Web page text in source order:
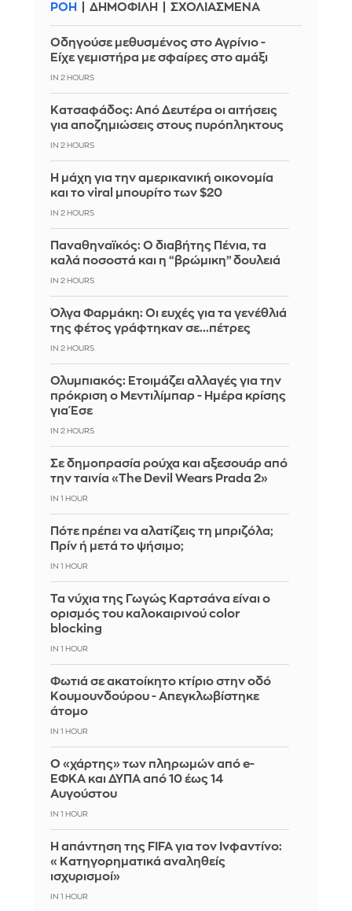
ΡΟΗ ΔΗΜΟΦΙΛΗ ΣΧΟΛΙΑΣΜΕΝΑ
Οδηγούσε μεθυσμένος στο Αγρίνιο -
Είχε γεμιστήρα με σφαίρες στο αμάξι
IN 2 HOURS
Κατσαφάδος: Από Δευτέρα οι αιτήσεις
για αποζημιώσεις στους πυρόπληκτους
IN 2 HOURS
Η μάχη για την αμερικανική οικονομία
και το viral μπουρίτο των $20
IN 2 HOURS
Παναθηναϊκός: Ο διαβήτης Πένια, τα
καλά ποσοστά και η “βρώμικη” δουλειά
IN 2 HOURS
Όλγα Φαρμάκη: Οι ευχές για τα γενέθλιά
της φέτος γράφτηκαν σε...πέτρες
IN 2 HOURS
Ολυμπιακός: Ετοιμάζει αλλαγές για την
πρόκριση ο Μεντιλίμπαρ - Ημέρα κρίσης
για Έσε
IN 2 HOURS
Σε δημοπρασία ρούχα και αξεσουάρ από
την ταινία «The Devil Wears Prada 2»
IN 1 HOUR
Πότε πρέπει να αλατίζεις τη μπριζόλα;
Πρίν ή μετά το ψήσιμο;
IN 1 HOUR
Τα νύχια της Γωγώς Καρτσάνα είναι ο
ορισμός του καλοκαιρινού color
blocking
IN 1 HOUR
Φωτιά σε ακατοίκητο κτίριο στην οδό
Κουμουνδούρου - Απεγκλωβίστηκε
άτομο
IN 1 HOUR
Ο «χάρτης» των πληρωμών από e-
ΕΦΚΑ και ΔΥΠΑ από 10 έως 14
Αυγούστου
IN 1 HOUR
Η απάντηση της FIFA για τον Ινφαντίνο:
«Κατηγορηματικά αναληθείς
ισχυρισμοί»
IN 1 HOUR